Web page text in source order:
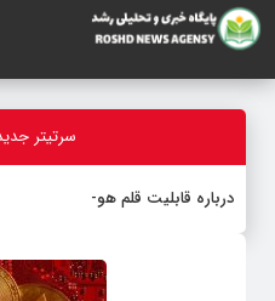
سرتیتر
درباره قابلیت قلم هوش مصنوعی